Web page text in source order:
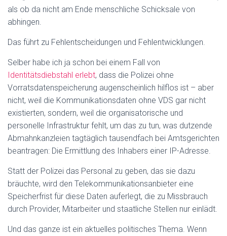
als ob da nicht am Ende menschliche Schicksale von
abhingen.
Das führt zu Fehlentscheidungen und Fehlentwicklungen.
Selber habe ich ja schon bei einem Fall von
Identitätsdiebstahl erlebt, dass die Polizei ohne
Vorratsdatenspeicherung augenscheinlich hilflos ist – aber
nicht, weil die Kommunikationsdaten ohne VDS gar nicht
existierten, sondern, weil die organisatorische und
personelle Infrastruktur fehlt, um das zu tun, was dutzende
Abmahnkanzleien tagtäglich tausendfach bei Amtsgerichten
beantragen: Die Ermittlung des Inhabers einer IP-Adresse.
Statt der Polizei das Personal zu geben, das sie dazu
bräuchte, wird den Telekommunikationsanbieter eine
Speicherfrist für diese Daten auferlegt, die zu Missbrauch
durch Provider, Mitarbeiter und staatliche Stellen nur einlädt.
Und das ganze ist ein aktuelles politisches Thema. Wenn